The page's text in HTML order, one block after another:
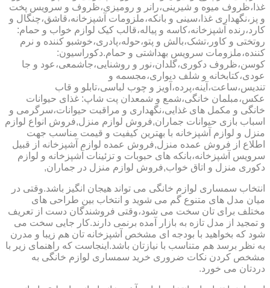
غذا،ظروف میوه و شیرینی،رانر و رومیزی،ظروف و سرویس پخت
و پز،نگهداری غذا،سینی و بانکه،ملزومات آشپزخانه،قاشق،چنگال و
کارد،رنده آشپزخانه،کاسه و پیاله،قالب کیک لوازم خواب و حمام:
روتختی و کاور،تشک،بالش و پتو،حوله،پادری،خوشبو کننده و نرم
کننده،ملزومات سرویس بهداشتی و حمام.دکوراسیون:
کوسن،ظروف دکوری،گلدان،نور و روشنایی،جاشمعی،عود و جا
عودی،کتابخانه و شلف دیواری،مجسمه و
تندیس،ساعت،آینه،پرده،آویز و چوب لباسی،تابلو و قاب
عکس،مبلمان خانگی،شمع و شمعدان پت شاپ: غذای حیوانات
خانگی و مکمل های غذایی،نگهداری و مراقبت حیوانات،سرگرمی و
اسباب بازی حیوانات جماران,فروش لوازم منزل,فروش انواع لوازم
منزل و لوازم آشپزخانه با بهترین کیفیت و قیمت مناسب جهت
اطلاع از فروش عمده منزل,فروش عمده لوازم آشپزخانه از قبیل
سرویس آشپزخانه،بانکه های حبوبات و تزئینات آشپزخانه و لوازم
دکوری منزل و اتاق خواب,فروش لوازم منزل در جماران,
انتخاب سمساری لوازم خانگی می تواند هیجان انگیز باشد.وقتی در
میان مدل های متنوع گم می شوید و انتخاب بین طراحی های
مختلف برای تان سخت می شود،وقتی فروشندگان دست از تعریف
و تمجید از مدل تازه به بازار آمده برنمی دارند.کار جایی سخت می
شود که بخواهید با بودجه ای مشخص آشپزخانه تان هم زیبا و مدرن
به نظر برسد هم متناسب با نیازتان باشد.اینجاست که راهنمای زیر با
مشخص کردن نکات ضروری خرید سمساری لوازم خانگی به
دردتان می خورد.